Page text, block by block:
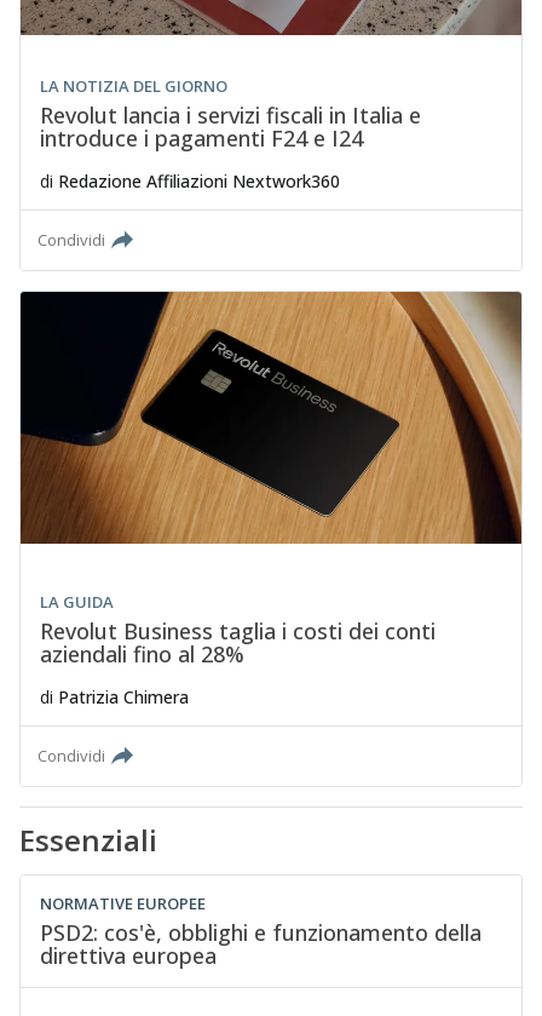
LA NOTIZIA DEL GIORNO
Revolut lancia i servizi fiscali in Italia e
introduce i pagamenti F24 e I24
di Redazione Affiliazioni Nextwork360
Condividi
LA GUIDA
Revolut Business taglia i costi dei conti
aziendali fino al 28%
di Patrizia Chimera
Condividi
Essenziali
NORMATIVE EUROPEE
PSD2: cos'è, obblighi e funzionamento della
direttiva europea